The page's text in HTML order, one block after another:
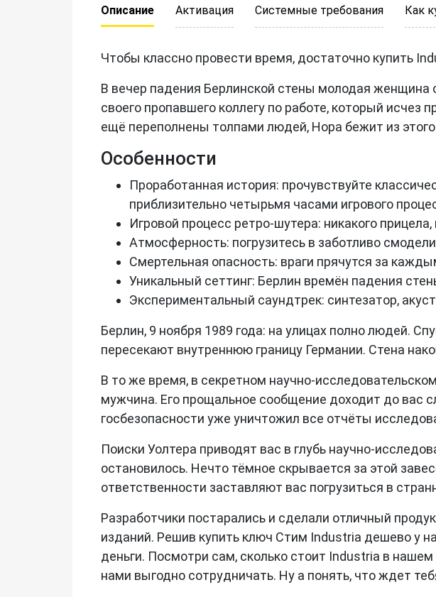
Описание Активация Системные требования Как
Чтобы классно провести время, достаточно купить
В вечер падения Берлинской стены молодая женщина
своего пропавшего коллегу по работе, который
ещё переполнены толпами людей, Нора бежит из
Особенности
Проработанная история: прочувствуйте
приблизительно четырьмя часами игрового
Игровой процесс ретро-шутера: никакого
Атмосферность: погрузитесь в заботливо
Смертельная опасность: враги прячутся за
Уникальный сеттинг: Берлин времён падения
Экспериментальный саундтрек: синтезатор,
Берлин, 9 ноября 1989 года: на улицах полно людей.
пересекают внутреннюю границу Германии. Стена
В то же время, в секретном научно-
мужчина. Его прощальное сообщение доходит до вас
госбезопасности уже уничтожил все отчёты
Поиски Уолтера приводят вас в глубь научно-
остановилось. Нечто тёмное скрывается за этой
ответственности заставляют вас погрузиться в
Разработчики постарались и сделали отличный
изданий. Решив купить ключ Стим Industria дешево у
деньги. Посмотри сам, сколько стоит Industria в
нами выгодно сотрудничать. Ну а понять, что ждет